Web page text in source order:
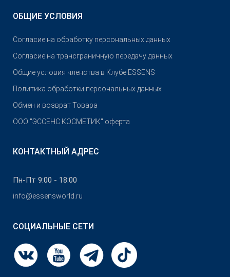
ОБЩИЕ УСЛОВИЯ
Согласие на обработку персональных данных
Согласие на трансграничную передачу данных
Общие условия членства в Клубе ESSENS
Политика обработки персональных данных
Обмен и возврат Товара
OOO "ЭССЕНС КОСМЕТИК" оферта
КОНТАКТНЫЙ АДРЕС
Пн-Пт 9:00 - 18:00
info@essensworld.ru
СОЦИАЛЬНЫЕ СЕТИ